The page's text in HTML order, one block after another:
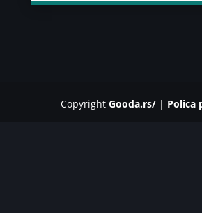
Copyright Gooda.rs/| Polica